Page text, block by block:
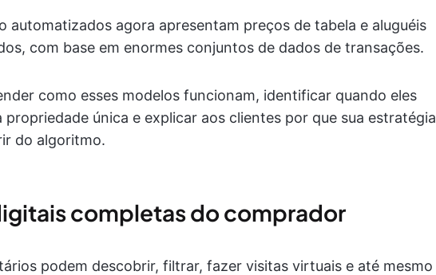
automatizados agora apresentam preços de tabela e aluguéis
com base em enormes conjuntos de dados de transações.
como esses modelos funcionam, identificar quando eles
única e explicar aos clientes por que sua estratégia
do algoritmo.
completas do comprador
podem descobrir, filtrar, fazer visitas virtuais e até mesmo